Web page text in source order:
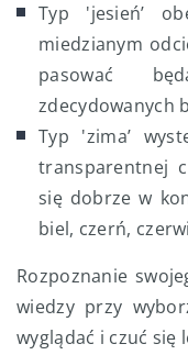
Typ 'jesień’
miedzianym
pasować
zdecydowanych
Typ 'zima’
transparentnej
się dobrze w
biel, czerń,
Rozpoznanie
wiedzy przy
wyglądać i czuć się